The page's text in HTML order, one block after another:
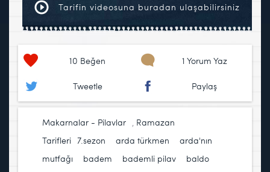
Tarifin videosuna buradan ulaşabilirsiniz
10 Beğen 1 Yorum Yaz
Tweetle Paylaş
Makarnalar - Pilavlar
Ramazan
Tarifleri 7.sezon arda türkmen
arda'nın
mutfağı
badem bademli pilav
baldo